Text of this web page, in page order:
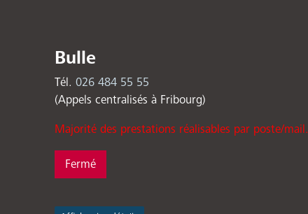
Bulle
Tél. 026 484 55 55
(Appels centralisés à Fribourg)
Majorité des prestations réalisables par poste/mail.
Fermé